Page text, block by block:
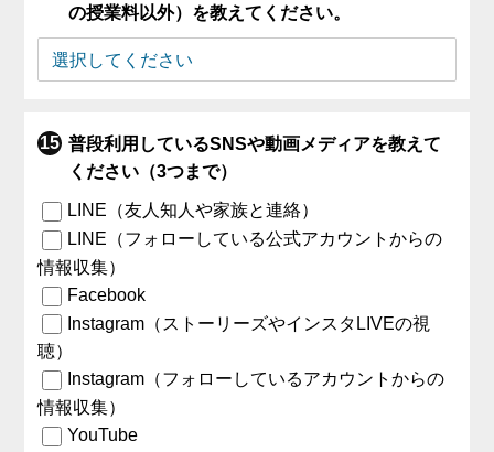
の授業料以外）を教えてください。
普段利用しているSNSや動画メディアを教えて
ください（3つまで）
LINE（友人知人や家族と連絡）
LINE（フォローしている公式アカウントからの
情報収集）
Facebook
Instagram（ストーリーズやインスタLIVEの視
聴）
Instagram（フォローしているアカウントからの
情報収集）
YouTube